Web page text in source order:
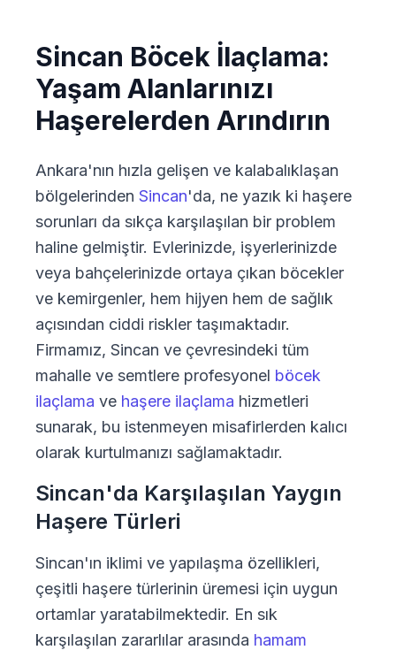
Sincan Böcek İlaçlama:
Yaşam Alanlarınızı
Haşerelerden Arındırın
Ankara'nın hızla gelişen ve kalabalıklaşan
bölgelerinden Sincan'da, ne yazık ki haşere
sorunları da sıkça karşılaşılan bir problem
haline gelmiştir. Evlerinizde, işyerlerinizde
veya bahçelerinizde ortaya çıkan böcekler
ve kemirgenler, hem hijyen hem de sağlık
açısından ciddi riskler taşımaktadır.
Firmamız, Sincan ve çevresindeki tüm
mahalle ve semtlere profesyonel böcek
ilaçlama ve haşere ilaçlama hizmetleri
sunarak, bu istenmeyen misafirlerden kalıcı
olarak kurtulmanızı sağlamaktadır.
Sincan'da Karşılaşılan Yaygın
Haşere Türleri
Sincan'ın iklimi ve yapılaşma özellikleri,
çeşitli haşere türlerinin üremesi için uygun
ortamlar yaratabilmektedir. En sık
karşılaşılan zararlılar arasında hamam